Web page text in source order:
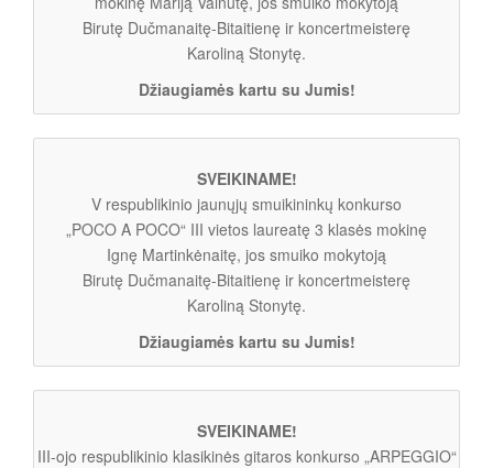
Birutę Dučmanaitę-Bitaitienę ir koncertmeisterę
Karoliną Stonytę.
Džiaugiamės kartu su Jumis!
SVEIKINAME!
V respublikinio jaunųjų smuikininkų konkurso
„POCO A POCO“ III vietos laureatę 3 klasės mokinę
Ignę Martinkėnaitę, jos smuiko mokytoją
Birutę Dučmanaitę-Bitaitienę ir koncertmeisterę
Karoliną Stonytę.
Džiaugiamės kartu su Jumis!
SVEIKINAME!
III-ojo respublikinio klasikinės gitaros konkurso „ARPEGGIO“